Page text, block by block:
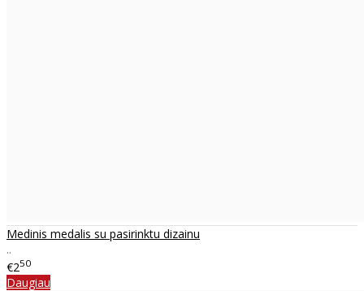
Medinis medalis su pasirinktu dizainu
..
€250
Daugiau